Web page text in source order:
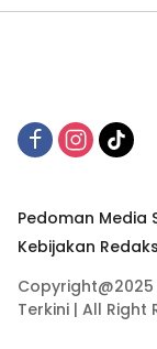
Pedoman Media
Kebijakan
Copyright@2025
Terkini | All Right